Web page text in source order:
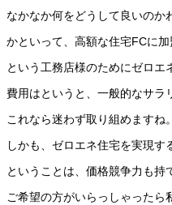
なかなか何をどうして良いのか
かといって、高額な住宅FCに
という工務店様のためにゼロエ
費用はというと、一般的なサラ
これなら迷わず取り組めますね。
しかも、ゼロエネ住宅を実現す
ということは、価格競争力も持
ご希望の方がいらっしゃったら